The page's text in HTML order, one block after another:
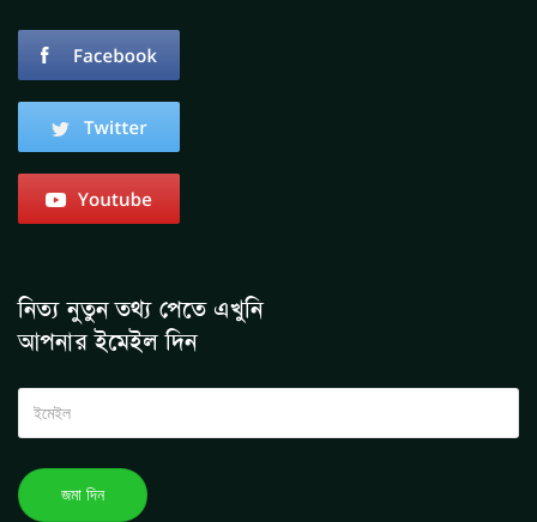
নিত্য নুতুন তথ্য পেতে এখুনি
আপনার ইমেইল দিন